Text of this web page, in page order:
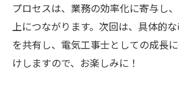
プロセスは、業務の効率化に寄与し
上につながります。次回は、具体的
を共有し、電気工事士としての成長
けしますので、お楽しみに！